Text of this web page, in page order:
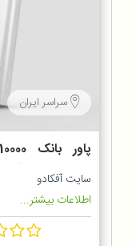
سراسر ایران
Xiaomi مدل POWER BANK 2
سایت آفکادو
اطلاعات بیشتر...